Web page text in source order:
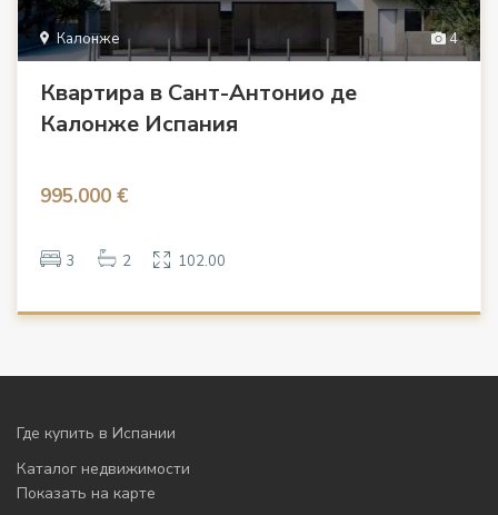
4
Калонже
Квартира в Сант-Антонио де
Калонже Испания
995.000 €
3 2 102.00
Где купить в Испании
Каталог недвижимости
Показать на карте